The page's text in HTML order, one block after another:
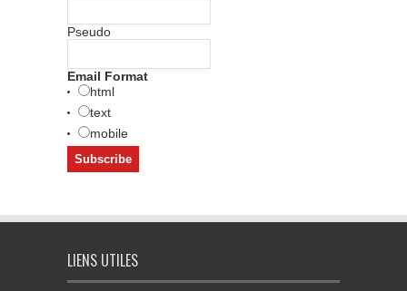
Pseudo
Email Format
html
text
mobile
LIENS UTILES